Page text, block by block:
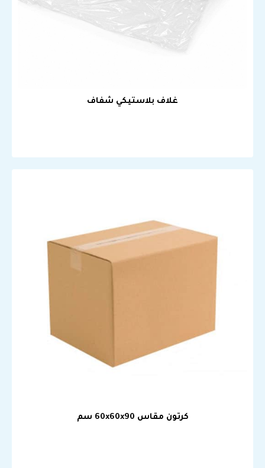
غلاف بلاستيكي شفاف
كرتون مقاس 60x60x90 سم